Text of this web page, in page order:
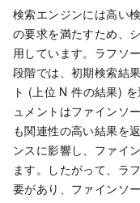
検索エンジンには高い
の要求を満たすため、
用しています。ラフソ
段階では、初期検索結
ト (上位 N 件の結果)
ュメントはファインソ
も関連性の高い結果を
ンスに影響し、ファイ
ます。したがって、ラ
要があり、ファインソ